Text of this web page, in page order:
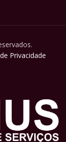
Privacidade